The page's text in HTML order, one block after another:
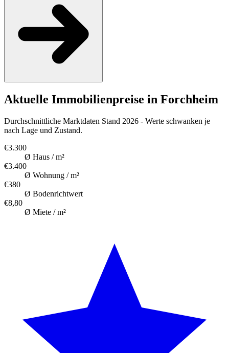
Aktuelle Immobilienpreise in Forchheim
Durchschnittliche Marktdaten Stand 2026 - Werte schwanken je
nach Lage und Zustand.
€3.300
Ø Haus / m²
€3.400
Ø Wohnung / m²
€380
Ø Bodenrichtwert
€8,80
Ø Miete / m²